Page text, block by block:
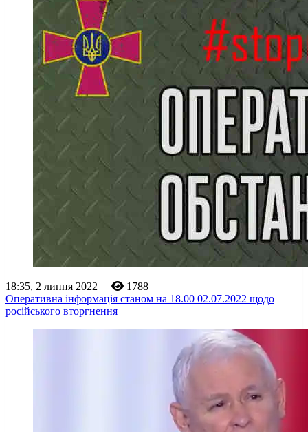
18:35, 2 липня 2022
1788
Оперативна інформація станом на 18.00 02.07.2022 щодо
російського вторгнення